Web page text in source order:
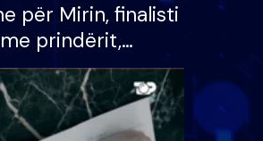
për Mirin, finalisti
prindërit,
bashkëshorten:
letër divorci